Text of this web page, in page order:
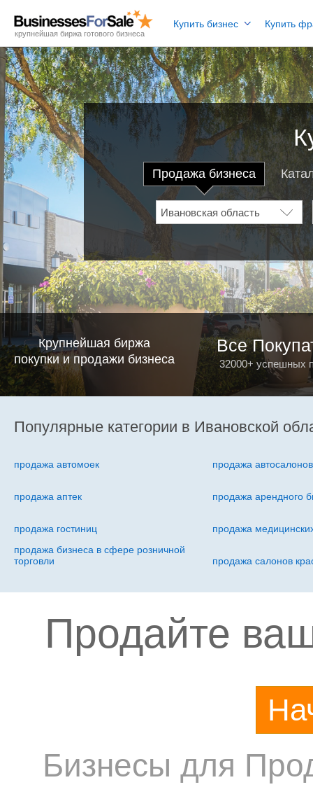
крупнейшая биржа готового бизнеса
Купить бизнес Купить
Продажа бизнеса
Крупнейшая биржа
покупки и продажи бизнеса
Все
32000+ успешных
Популярные категории в Ивановской
продажа автомоек продажа автосалонов
продажа аптек продажа арендного
продажа гостиниц
продажа
продажа бизнеса в сфере розничной
торговли
продажа салонов
Продайте
Бизнесы для